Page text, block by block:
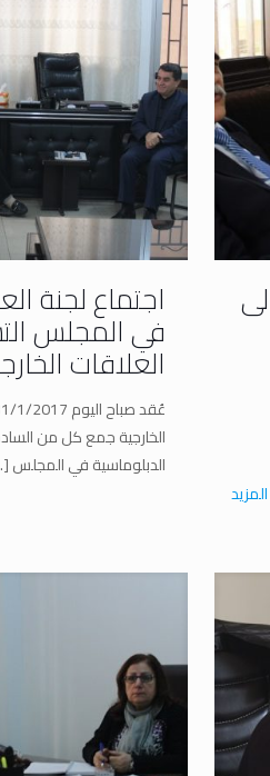
اجتماع لجنة
في المجلس
العلاقات
الخارجية جمع كل من
الدبلوماسية في المجلس